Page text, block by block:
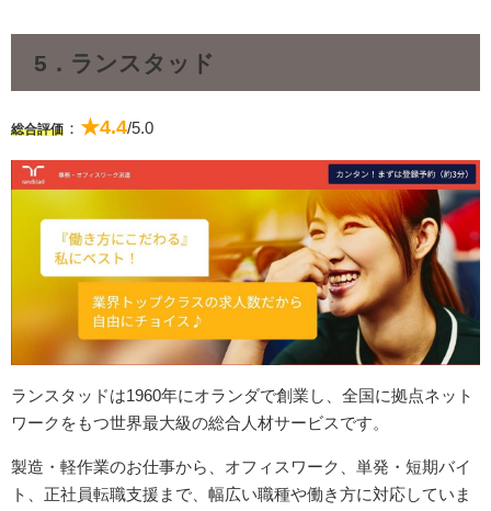
5．ランスタッド
総合評価 ： ★4.4/5.0
ランスタッドは1960年にオランダで創業し、全国に拠点ネット
ワークをもつ世界最大級の総合人材サービスです。
製造・軽作業のお仕事から、オフィスワーク、単発・短期バイ
ト、正社員転職支援まで、幅広い職種や働き方に対応していま